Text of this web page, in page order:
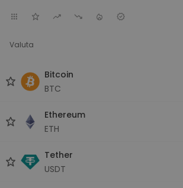
Valuta
Bitcoin
BTC
Ethereum
ETH
Tether
USDT